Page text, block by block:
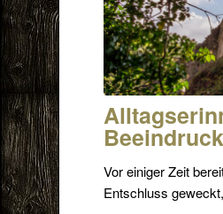
Vor einiger Zeit
Entschluss